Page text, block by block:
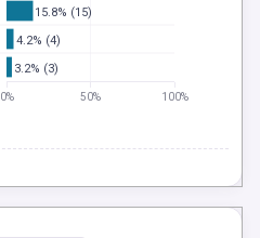
15.8% (15)
4.2% (4)
3.2% (3)
0% 50% 100%